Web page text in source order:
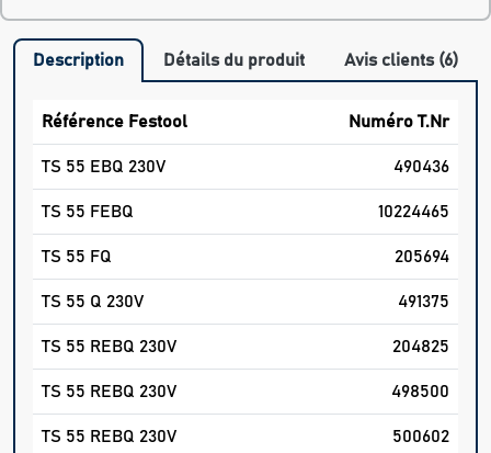
Description Détails du produit Avis clients (6)
Référence Festool Numéro T.Nr
TS 55 EBQ 230V 490436
TS 55 FEBQ 10224465
TS 55 FQ 205694
TS 55 Q 230V 491375
TS 55 REBQ 230V 204825
TS 55 REBQ 230V 498500
TS 55 REBQ 230V 500602